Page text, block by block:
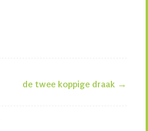
de twee koppige draak →